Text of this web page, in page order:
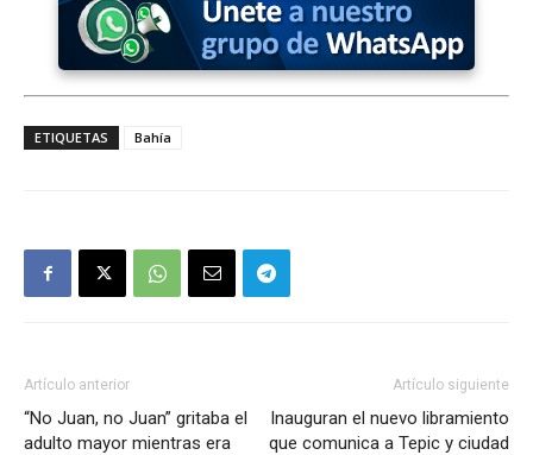
ETIQUETAS Bahía
Artículo anterior
“No Juan, no Juan” gritaba el
adulto mayor mientras era
Artículo siguiente
Inauguran el nuevo libramiento
que comunica a Tepic y ciudad